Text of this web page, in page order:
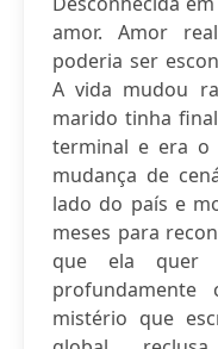
amor. Amor
poderia ser
A vida mudou
marido tinha
terminal e era o
mudança de
lado do país e
meses para
que ela quer
mistério que